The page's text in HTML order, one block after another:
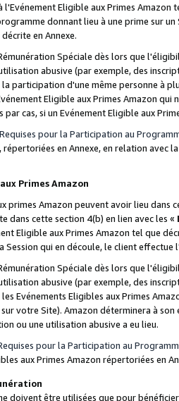
Eligible aux Primes Amazon
donnant lieu à une prime sur
en Annexe.
Spéciale dès lors que
abusive (par exemple, des
participation d'une même personne à
Eligible aux Primes Amazon qui
par cas, si un Evénement Eligible aux
pour la Participation au
en Annexe, en relation avec
Primes Amazon
primes Amazon peuvent avoir lieu dans
dans cette section 4(b) en lien avec les «
Eligible aux Primes Amazon tel que
Session qui en découle, le client
Spéciale dès lors que
abusive (par exemple, des
Evénements Eligibles aux Primes
votre Site). Amazon déterminera à
ou une utilisation abusive a eu lieu.
pour la Participation au
aux Primes Amazon répertoriées en
doivent être utilisées que pour